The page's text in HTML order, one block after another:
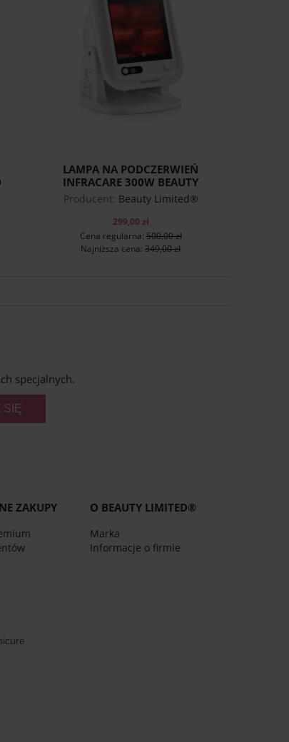
LAMPA NA PODCZERWIEŃ
INFRACARE 300W BEAUTY
LIMITED
Producent: Beauty Limited®
299,00 zł
Cena regularna:500,00 zł
Najniższa cena: 349,00 zł
specjalnych.
SIĘ
ZAKUPY O BEAUTY LIMITED®
Marka
Informacje o firmie